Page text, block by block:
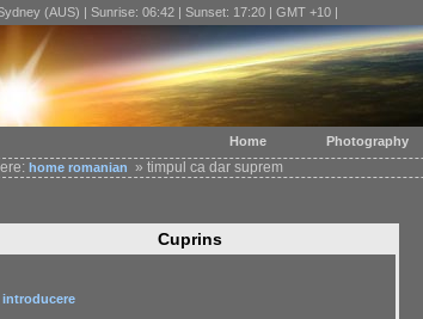
(AUS) | Sunrise: 06:42 | Sunset: 17:20 | GMT +10 |
home romanian » timpul ca dar suprem
Cuprins
introducere
Home Photography